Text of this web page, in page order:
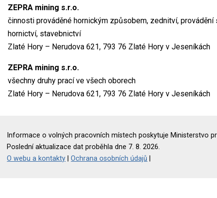
ZEPRA mining s.r.o.
činnosti prováděné hornickým způsobem, zednitví,
hornictví, stavebnictví
Zlaté Hory – Nerudova 621, 793 76 Zlaté Hory v Jeseníkách
ZEPRA mining s.r.o.
všechny druhy prací ve všech oborech
Zlaté Hory – Nerudova 621, 793 76 Zlaté Hory v Jeseníkách
Informace o volných pracovních místech poskytuje Ministerstvo
Poslední aktualizace dat proběhla dne 7. 8. 2026.
O webu a kontakty |Ochrana osobních údajů